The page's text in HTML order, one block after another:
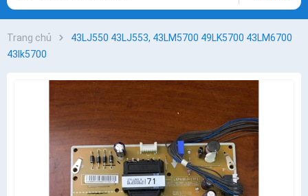
Trang chủ
43LJ550 43LJ553, 43LM5700 49LK5700 43LM6700
43lk5700